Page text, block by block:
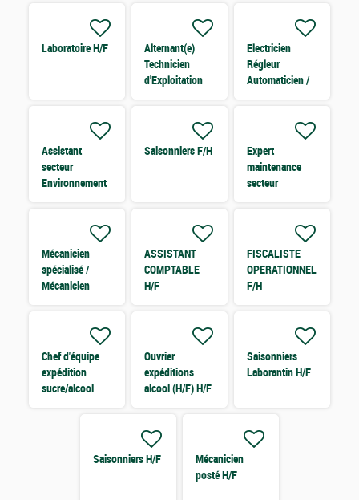
Laboratoire H/F
Alternant(e)
Technicien
d'Exploitation
Electricien
Régleur
Automaticien /
Assistant
secteur
Environnement
Saisonniers F/H
Expert
maintenance
secteur
Mécanicien
spécialisé /
Mécanicien
ASSISTANT
COMPTABLE
H/F
FISCALISTE
OPERATIONNEL
F/H
Chef d'équipe
expédition
sucre/alcool
Ouvrier
expéditions
alcool (H/F) H/F
Saisonniers
Laborantin H/F
Saisonniers H/F
Mécanicien
posté H/F